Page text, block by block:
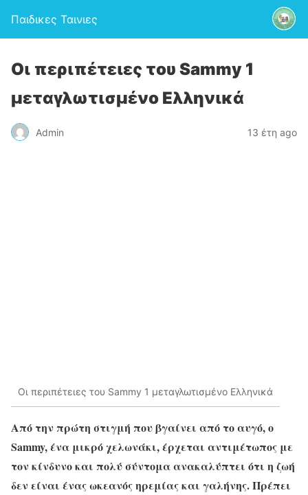
Παιδικες Ταινιες
Οι περιπέτειες του Sammy 1
μεταγλωτισμένο Ελληνικά
Admin 13 έτη ago
Οι περιπέτειες του Sammy 1 μεταγλωτισμένο Ελληνικά
Από την πρώτη στιγμή που βγαίνει από το αυγό, ο
Sammy, ένα μικρό χελωνάκι, έρχεται αντιμέτωπος με
τον κίνδυνο και πολύ σύντομα ανακαλύπτει ότι η ζωή
δεν είναι ένας ωκεανός ηρεμίας και γαλήνης. Πρέπει